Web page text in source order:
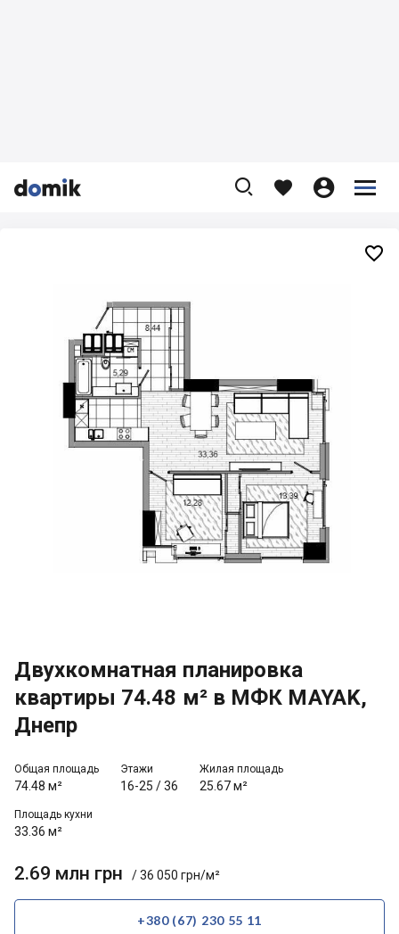


    


Двухкомнатная планировка
квартиры 74.48 м² в МФК MAYAK,
Днепр
Общая площадь
74.48 м²
Этажи
16-25 /36
Жилая площадь
25.67 м²
Площадь кухни
33.36 м²
2.69 млн грн / 36 050 грн/м²
+380 (67) 230 55 11
